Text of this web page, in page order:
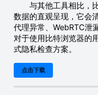
与其他工具相比，比
数据的直观呈现，它会
代理异常、WebRTC泄
对于使用比特浏览器的
式隐私检查方案。
点击下载